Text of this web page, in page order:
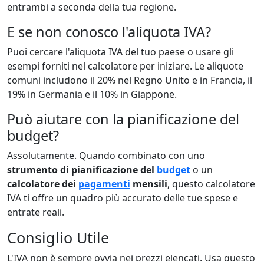
entrambi a seconda della tua regione.
E se non conosco l'aliquota IVA?
Puoi cercare l'aliquota IVA del tuo paese o usare gli
esempi forniti nel calcolatore per iniziare. Le aliquote
comuni includono il 20% nel Regno Unito e in Francia, il
19% in Germania e il 10% in Giappone.
Può aiutare con la pianificazione del
budget?
Assolutamente. Quando combinato con uno
strumento di pianificazione del budget o un
calcolatore dei pagamenti mensili, questo calcolatore
IVA ti offre un quadro più accurato delle tue spese e
entrate reali.
Consiglio Utile
L'IVA non è sempre ovvia nei prezzi elencati. Usa questo